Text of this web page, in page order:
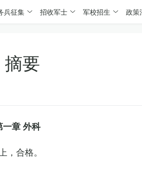
兵征集 招收军士 军校招生 政策
摘要
一章 外科
合格。